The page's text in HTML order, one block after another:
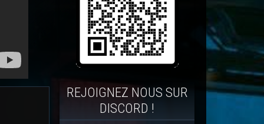
REJOIGNEZ NOUS SUR
DISCORD !